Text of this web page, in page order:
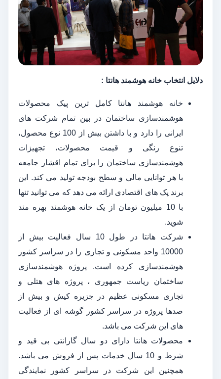
دلایل انتخاب خانه هوشمند هانتا :
خانه هوشمند هانتا کامل ترین پیک محصولات
هوشمندسازی ساختمان در بین تمام شرکت های
ایرانی را دارد و با داشتن بیش از 100 نوع محصول،
تنوع رنگی و قیمت محصولات، تجهیزات
هوشمندسازی ساختمان را برای تمام اقشار جامعه
با هر توانایی مالی و سطح بودجه تولید می کند. این
برند پک های اقتصادی ارائه می دهد که می توانید تنها
با 10 میلیون تومان از یک خانه هوشمند بهره مند
شوید.
شرکت هانتا در طول 10 سال فعالیت بیش از
10000 واحد مسکونی و تجاری را در سراسر کشور
هوشمندسازی کرده است. پروژه هوشمندسازی
ساختمان ریاست جمهوری ، پروژه های هتلی و
تجاری مسکونی عظیم در جزیره کیش و بیش از
صدها پروژه در سراسر کشور گوشه ای از فعالیت
های این شرکت می باشد.
محصولات هانتا دارای دو سال گارانتی بی قید و
شرط و 10 سال خدمات پس از فروش می باشد.
همچنین این شرکت در سراسر کشور نمایندگی